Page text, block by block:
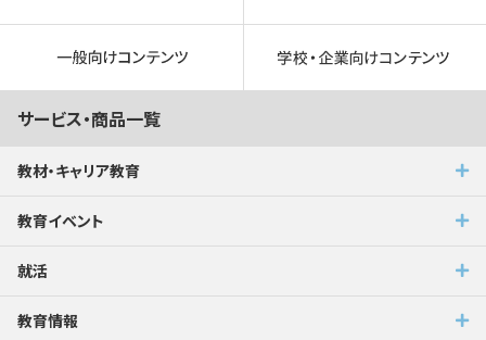
サービス・商品一覧
教材・キャリア教育
教育イベント
就活
教育情報